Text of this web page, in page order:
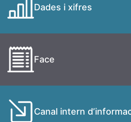
Dades i xifres
Face
Canal intern